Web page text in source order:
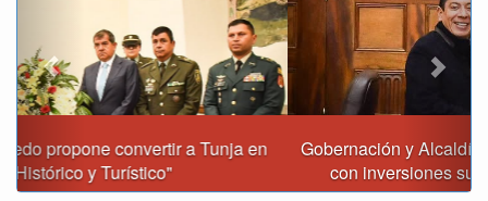
Gobernación y Alcaldía de Tunja revisan 120 proyectos
con inversiones superiores a $385.000 millones